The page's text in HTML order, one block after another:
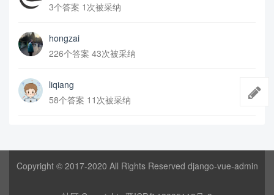
3个答案 1次被采纳
hongzai
226个答案 43次被采纳
liqiang
58个答案 11次被采纳
Copyright © 2017-2020 All Rights Reserved django-vue-admin